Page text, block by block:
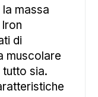
massa
di
muscolare
sia.